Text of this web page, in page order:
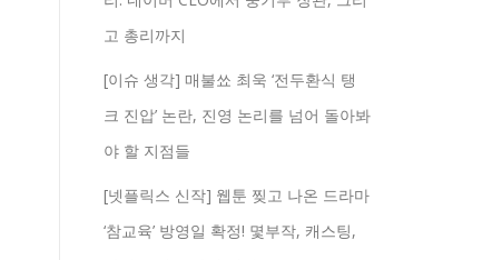
고 총리까지
[이슈 생각] 매불쑈 최욱 ‘전두환식 탱
크 진압’ 논란, 진영 논리를 넘어 돌아봐
야 할 지점들
[넷플릭스 신작] 웹툰 찢고 나온 드라마
‘참교육’ 방영일 확정! 몇부작, 캐스팅,